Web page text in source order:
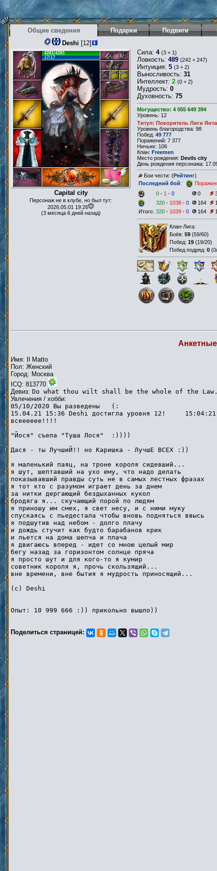
Общие сведения Подарки Подвиги
Deshi [12]
4281/4281
17/17
Capital city
Персонаж не в клубе, но был тут:
2026.05.01 19:26
(3 месяца 6 дней назад)
Сила: 4 (3 + 1)
Ловкость: 489 (242 + 247)
Интуиция: 5 (3 + 2)
Выносливость: 31
Интеллект: 2 (0 + 2)
Мудрость: 0
Духовность: 75
Могущество: 4 055 649 394
Уровень: 12
Титул: Покоритель Лиги
Уровень благородства: 98
Побед: 49 777
Поражений: 7 377
Ничьих: 106
Клан: Freemen
Место рождения: Devils city
День рождения персонажа:
Бои чести: (Рейтинг)
Последний бой:
0 - 1 - 0 0
320 - 1038 - 0 164
Итого: 320 - 1039 - 0 164
Клан-Лига:
Боёв: 59 (59/60)
Побед: 19 (19/20)
Побед подряд: 0 (
Имя: Il Matto
Пол: Женский
Город: Москва
ICQ: 813770
Девиз: Do what thou wilt shall be the whole of the
Увлечения / хобби:
05/10/2020 Вы разведены (:
15.04.21 15:36 Deshi достигла уровня 12!
всееееее!!!!
"Йося" съела "Туша Лося" :))))
Дася - ты ЛучшиЙ!! но Каришка - ЛучшЕ ВСЕХ :))
я маленький паяц, на троне короля сидевший...
я шут, шептавший на ухо ему, что надо делать
показывавший правды суть не в самых лестных фразах
я тот кто с разумом играет день за днем
за нитки дергающий бездыханных кукол
бродяга я... скучающий порой по людям
я приношу им смех, я свет несу, и с ними муку
спускаясь с пьедестала чтобы вновь подняться ввысь
я подшутив над небом - долго плачу
и дождь стучит как будто барабанов крик
и льется на дома шепча и плача
я двигаюсь вперед - идет со мною целый мир
бегу назад за горизонтом солнце пряча
я просто шут и для кого-то я кумир
советник короля я, прочь скользящий...
вне времени, вне бытия я мудрость приносящий...
(c) Deshi
Опыт: 10 999 666 :)) прикольно вышло))
Поделиться страницей: